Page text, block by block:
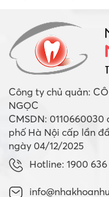
Công ty chủ quản:
NGỌC
CMSDN:
phố Hà Nội cấp lần
ngày 04/12/2025
Hotline: 1900